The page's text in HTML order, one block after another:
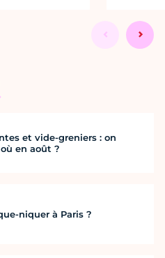
et vide-greniers : on
en août ?
niquer à Paris ?